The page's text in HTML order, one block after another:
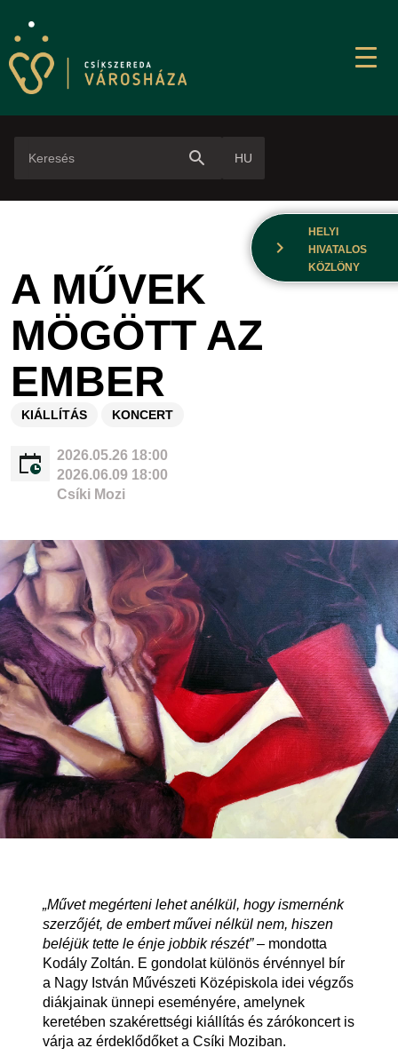
search HU
chevron_right
HELYI
HIVATALOS
KÖZLÖNY
A MŰVEK
MÖGÖTT AZ
EMBER
KIÁLLÍTÁS KONCERT
2026.05.26 18:00
2026.06.09 18:00
Csíki Mozi
„Művet megérteni lehet anélkül, hogy ismernénk
szerzőjét, de embert művei nélkül nem, hiszen
beléjük tette le énje jobbik részét”– mondotta
Kodály Zoltán. E gondolat különös érvénnyel bír
a Nagy István Művészeti Középiskola idei végzős
diákjainak ünnepi eseményére, amelynek
keretében szakérettségi kiállítás és zárókoncert is
várja az érdeklődőket a Csíki Moziban.